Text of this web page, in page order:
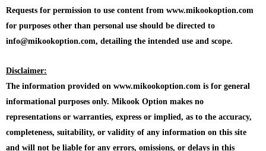
Requests for permission to use content from www.mikookoption.com
for purposes other than personal use should be directed to
info@mikookoption.com, detailing the intended use and scope.
Disclaimer:
The information provided on www.mikookoption.com is for general
informational purposes only. Mikook Option makes no
representations or warranties, express or implied, as to the accuracy,
completeness, suitability, or validity of any information on this site
and will not be liable for any errors, omissions, or delays in this